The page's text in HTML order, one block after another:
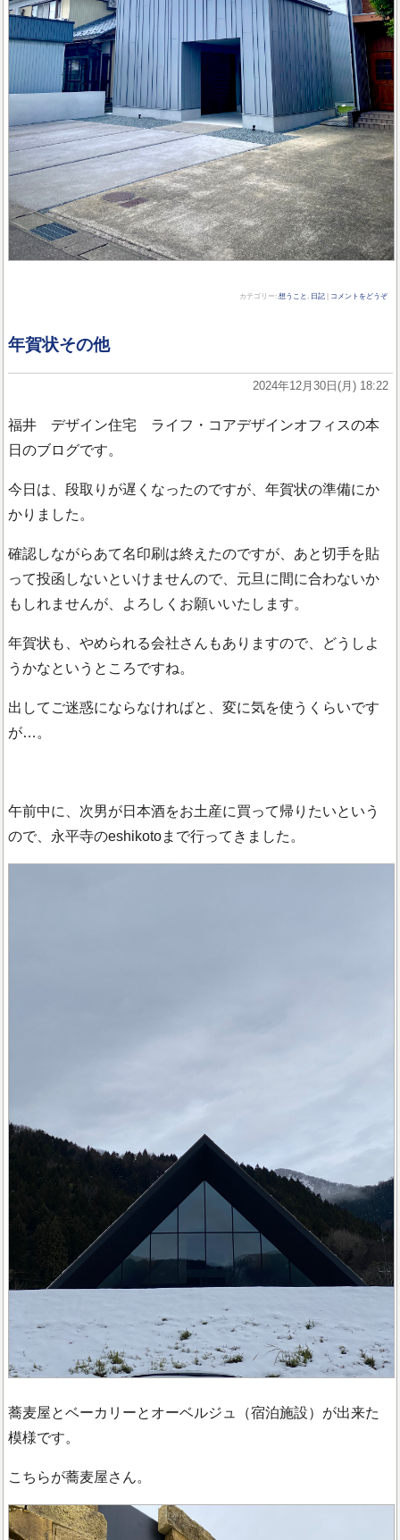
カテゴリー: 想うこと , 日記 コメントをどうぞ
年賀状その他
2024年12月30日(月) 18:22
福井 デザイン住宅 ライフ・コアデザインオフィスの本
日のブログです。
今日は、段取りが遅くなったのですが、年賀状の準備にか
かりました。
確認しながらあて名印刷は終えたのですが、あと切手を貼
って投函しないといけませんので、元旦に間に合わないか
もしれませんが、よろしくお願いいたします。
年賀状も、やめられる会社さんもありますので、どうしよ
うかなというところですね。
出してご迷惑にならなければと、変に気を使うくらいです
が…。
午前中に、次男が日本酒をお土産に買って帰りたいという
ので、永平寺のeshikotoまで行ってきました。
蕎麦屋とベーカリーとオーベルジュ（宿泊施設）が出来た
模様です。
こちらが蕎麦屋さん。